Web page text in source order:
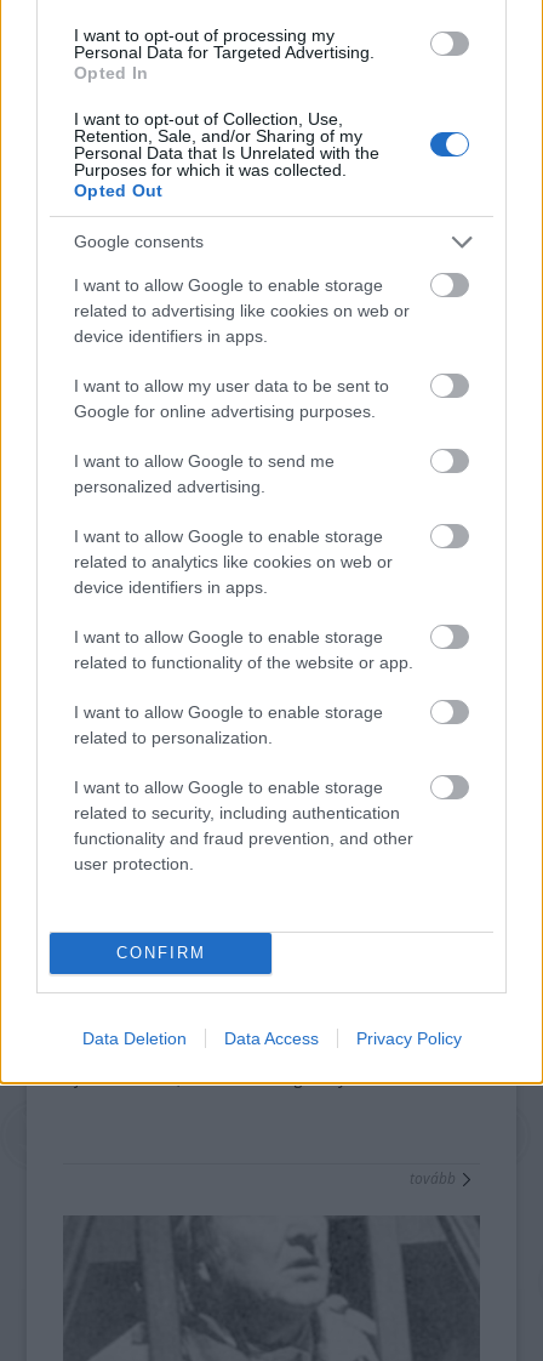
I want to opt-out of processing my
Personal Data for Targeted Advertising.
Opted In
I want to opt-out of Collection, Use,
Retention, Sale, and/or Sharing of my
Personal Data that Is Unrelated with the
Purposes for which it was collected.
Opted Out
Google consents
I want to allow Google to enable storage
related to advertising like cookies on web or
device identifiers in apps.
I want to allow my user data to be sent to
Google for online advertising purposes.
I want to allow Google to send me
personalized advertising.
I want to allow Google to enable storage
related to analytics like cookies on web or
device identifiers in apps.
I want to allow Google to enable storage
related to functionality of the website or app.
I want to allow Google to enable storage
related to personalization.
I want to allow Google to enable storage
related to security, including authentication
functionality and fraud prevention, and other
user protection.
CONFIRM
Data Deletion Data Access Privacy Policy
búcsút Raksányi Gellért Kossuth- és Jászai Mari-díjas
színművésztől szerdán Budapesten, a Farkasréti temető
Makovecz terme előtt. A színművész végső nyughelye, saját
kívánsága szerint Balatongyörökön lesz.
tovább
Kutya utolsó útja
2008. 05. 29.|Kultúrpart
4-én, jövő szerdán 14 óra 30 perckor búcsúztatják
Budapesten, a Farkasréti temető Makovecz-termében; a
kiváló és érdemes művész végső nyughelye akaratának
tovább
Szobrot állítanak a Tenkes kapitányának
2008. 05. 28.|Kultúrpart
Mellszoborral állítanak emléket Salgótarján salgóbányai
városrészén Zenthe Ferencnek, a 2006-ban elhunyt Kossuth-
díjas színésznek, aki 1920-ban Salgóbányán született.
tovább